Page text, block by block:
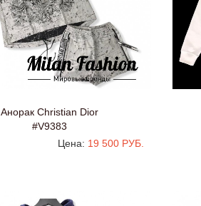
Анорак Christian Dior
#V9383
Цена: 19 500 РУБ.